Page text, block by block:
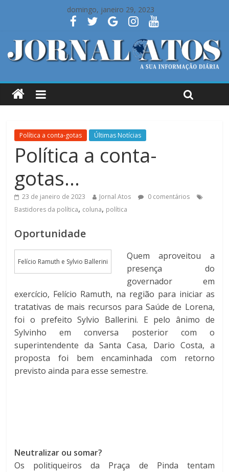
domingo, janeiro 29, 2023
Política a conta-gotas Últimas Notícias
Política a conta-
gotas…
23 de janeiro de 2023 Jornal Atos
0 comentários
Bastidores da política, coluna, política
Oportunidade
Felício Ramuth e Sylvio Ballerini
Quem aproveitou a
presença do
governador em
exercício, Felício Ramuth, na região para iniciar as
tratativas de mais recursos para Saúde de Lorena,
foi o prefeito Sylvio Ballerini. E pelo ânimo de
Sylvinho em conversa posterior com o
superintendente da Santa Casa, Dario Costa, a
proposta foi bem encaminhada com retorno
previsto ainda para esse semestre.
Neutralizar ou somar?
Os politiqueiros da Praça de Pinda tentam